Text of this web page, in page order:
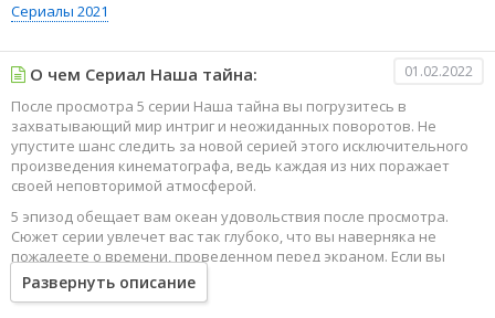
Сериалы 2021
О чем Сериал Наша тайна: 01.02.2022
После просмотра 5 серии Наша тайна вы погрузитесь в
захватывающий мир интриг и неожиданных поворотов. Не
упустите шанс следить за новой серией этого исключительного
произведения кинематографа, ведь каждая из них поражает
своей неповторимой атмосферой.
5 эпизод обещает вам океан удовольствия после просмотра.
Сюжет серии увлечет вас так глубоко, что вы наверняка не
пожалеете о времени, проведенном перед экраном. Если вы
жаждете наслаждаться онлайн этим сериалом в высоком
качестве HD, то ваш выбор будет весьма правильным. Каждый
Развернуть описание